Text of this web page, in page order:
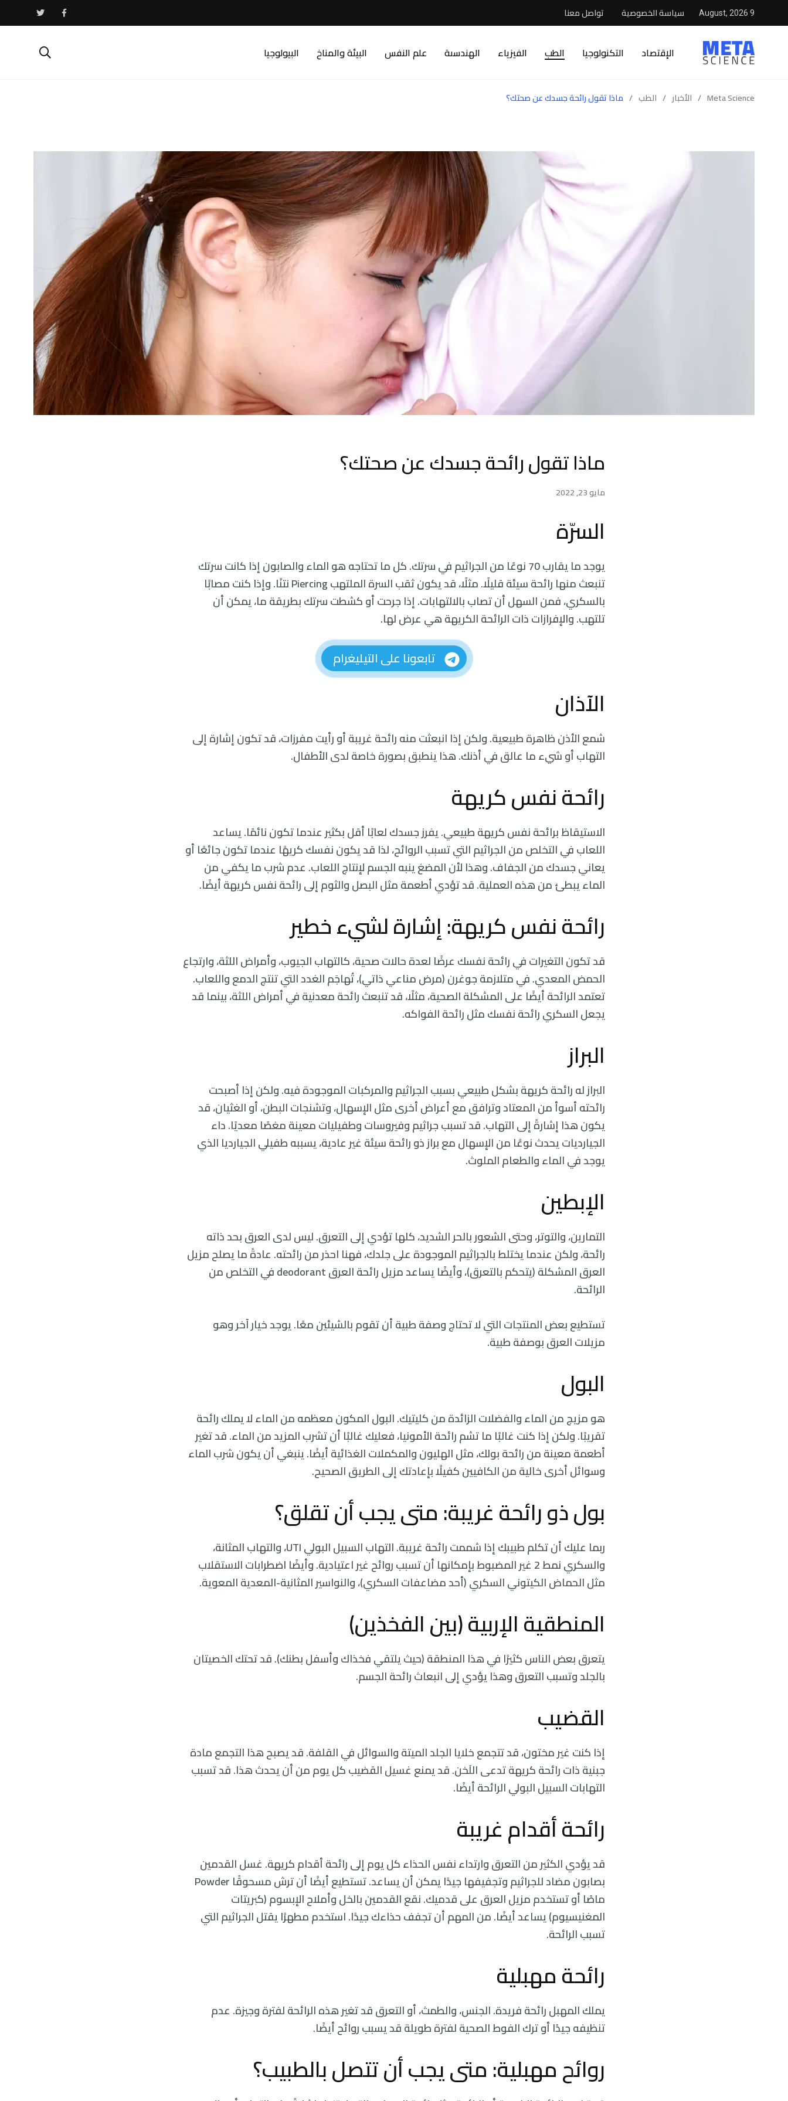
9 August, 2026 سياسة الخصوصية تواصل معنا
الإقتصاد التكنولوجيا الطب الفيزياء الهندسىة علم النفس البيئة والمناخ البيولوجيا
Meta Science
/ الأخبار / الطب / ماذا تقول رائحة جسدك عن صحتك؟
ماذا تقول رائحة جسدك عن صحتك؟
مايو 23, 2022
السرّة
يوجد ما يقارب 70 نوعًا من الجراثيم في سرتك. كل ما تحتاجه هو الماء والصابون إذا كانت سرتك
تنبعث منها رائحة سيئة قليلًا. مثلًا، قد يكون ثقب السرة الملتهب Piercing نتنًا. وإذا كنت مصابًا
بالسكري، فمن السهل أن تصاب بالالتهابات. إذا جرحت أو كشطت سرتك بطريقة ما، يمكن أن
تلتهب. والإفرازات ذات الرائحة الكريهة هي عرض لها.
تابعونا على التيليغرام
الآذان
شمع الأذن ظاهرة طبيعية. ولكن إذا انبعثت منه رائحة غريبة أو رأيت مفرزات، قد تكون إشارة إلى
التهاب أو شيء ما عالق في أذنك. هذا ينطبق بصورة خاصة لدى الأطفال.
رائحة نفس كريهة
الاستيقاظ برائحة نفس كريهة طبيعي. يفرز جسدك لعابًا أقل بكثير عندما تكون نائمًا. يساعد
اللعاب في التخلص من الجراثيم التي تسبب الروائح، لذا قد يكون نفسك كريهًا عندما تكون جائعًا أو
يعاني جسدك من الجفاف. وهذا لأن المضغ ينبه الجسم لإنتاج اللعاب. عدم شرب ما يكفي من
الماء يبطئ من هذه العملية. قد تؤدي أطعمة مثل البصل والثوم إلى رائحة نفس كريهة أيضًا.
رائحة نفس كريهة: إشارة لشيء خطير
قد تكون التغيرات في رائحة نفسك عرضًا لعدة حالات صحية، كالتهاب الجيوب، وأمراض اللثة، وارتجاع
الحمض المعدي. في متلازمة جوغرن (مرض مناعي ذاتي)، تُهاجَم الغدد التي تنتج الدمع واللعاب.
تعتمد الرائحة أيضًا على المشكلة الصحية، مثلًا، قد تنبعث رائحة معدنية في أمراض اللثة، بينما قد
يجعل السكري رائحة نفسك مثل رائحة الفواكه.
البراز
البراز له رائحة كريهة بشكل طبيعي بسبب الجراثيم والمركبات الموجودة فيه. ولكن إذا أصبحت
رائحته أسوأ من المعتاد وترافق مع أعراض أخرى مثل الإسهال، وتشنجات البطن، أو الغثيان، قد
يكون هذا إشارةً إلى التهاب. قد تسبب جراثيم وفيروسات وطفيليات معينة مغصًا معديًا. داء
الجيارديات يحدث نوعًا من الإسهال مع براز ذو رائحة سيئة غير عادية، يسببه طفيلي الجيارديا الذي
يوجد في الماء والطعام الملوث.
الإبطين
التمارين، والتوتر، وحتى الشعور بالحر الشديد، كلها تؤدي إلى التعرق. ليس لدى العرق بحد ذاته
رائحة، ولكن عندما يختلط بالجراثيم الموجودة على جلدك، فهنا احذر من رائحته. عادةً ما يصلح مزيل
العرق المشكلة (يتحكم بالتعرق)، وأيضًا يساعد مزيل رائحة العرق deodorant في التخلص من
الرائحة.
تستطيع بعض المنتجات التي لا تحتاج وصفة طبية أن تقوم بالشيئين معًا. يوجد خيار آخر وهو
مزيلات العرق بوصفة طبية.
البول
هو مزيج من الماء والفضلات الزائدة من كليتيك. البول المكون معظمه من الماء لا يملك رائحة
تقريبًا. ولكن إذا كنت غالبًا ما تشم رائحة الأمونيا، فعليك غالبًا أن تشرب المزيد من الماء. قد تغير
أطعمة معينة من رائحة بولك، مثل الهليون والمكملات الغذائية أيضًا. ينبغي أن يكون شرب الماء
وسوائل أخرى خالية من الكافيين كفيلًا بإعادتك إلى الطريق الصحيح.
بول ذو رائحة غريبة: متى يجب أن تقلق؟
ربما عليك أن تكلم طبيبك إذا شممت رائحة غريبة. التهاب السبيل البولي UTI، والتهاب المثانة،
والسكري نمط 2 غير المضبوط بإمكانها أن تسبب روائح غير اعتيادية. وأيضًا اضطرابات الاستقلاب
مثل الحماض الكيتوني السكري (أحد مضاعفات السكري)، والنواسير المثانية-المعدية المعوية.
المنطقية الإربية (بين الفخذين)
يتعرق بعض الناس كثيرًا في هذا المنطقة (حيث يلتقي فخذاك وأسفل بطنك). قد تحتك الخصيتان
بالجلد وتسبب التعرق وهذا يؤدي إلى انبعاث رائحة الجسم.
القضيب
إذا كنت غير مختون، قد تتجمع خلايا الجلد الميتة والسوائل في القلفة. قد يصبح هذا التجمع مادة
جبنية ذات رائحة كريهة تدعى اللَخن. قد يمنع غسيل القضيب كل يوم من أن يحدث هذا. قد تسبب
التهابات السبيل البولي الرائحة أيضًا.
رائحة أقدام غريبة
قد يؤدي الكثير من التعرق وارتداء نفس الحذاء كل يوم إلى رائحة أقدام كريهة. غسل القدمين
بصابون مضاد للجراثيم وتجفيفها جيدًا يمكن أن يساعد. تستطيع أيضًا أن ترش مسحوقًا Powder
ماصًا أو تستخدم مزيل العرق على قدميك. نقع القدمين بالخل وأملاح الإبسوم (كبريتات
المغنيسيوم) يساعد أيضًا. من المهم أن تجفف حذاءك جيدًا. استخدم مطهرًا يقتل الجراثيم التي
تسبب الرائحة.
رائحة مهبلية
يملك المهبل رائحة فريدة. الجنس، والطمث، أو التعرق قد تغير هذه الرائحة لفترة وجيزة. عدم
تنظيفه جيدًا أو ترك الفوط الصحية لفترة طويلة قد يسبب روائح أيضًا.
روائح مهبلية: متى يجب أن تتصل بالطبيب؟